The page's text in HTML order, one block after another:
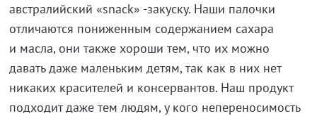
австралийский «snack» -закуску. Наши палочки
отличаются пониженным содержанием сахара
и масла, они также хороши тем, что их можно
давать даже маленьким детям, так как в них нет
никаких красителей и консервантов. Наш продукт
подходит даже тем людям, у кого непереносимость